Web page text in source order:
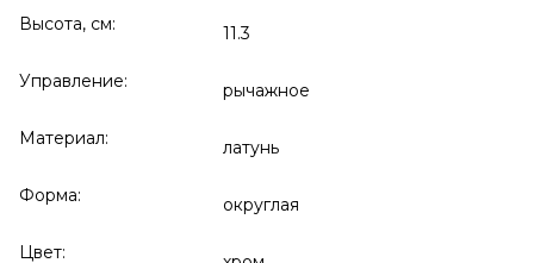
Высота, см: 11.3
Управление: рычажное
Материал: латунь
Форма: округлая
Цвет: